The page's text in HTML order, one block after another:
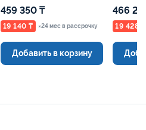
Каньон Евромебель
459 350 ₸
19 140 ₸ ×24 мес в рассрочку
Добавить в корзину
466
19 428 ₸